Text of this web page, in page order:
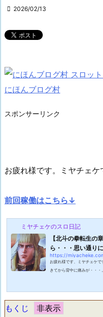
 2026/02/13
にほんブログ村
スポンサーリンク
お疲れ様です。ミヤチェケ
前回稼働はこちら↓
ミヤチェケのスロ日記
【北斗の拳転生の
ら・・・思い通り
https://
お疲れ様です、ミヤチェケ
きてから背中に痛みが・・
ひとまず店内を一周した結果
転生の章2 534あべしモード
もくじ